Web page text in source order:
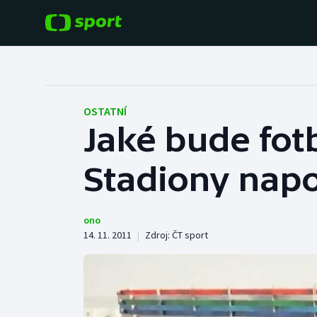
Hokej
Tenis
Cyklistika
Baseball a softbal
Basketbal
Box
OSTATNÍ
Jaké bude
Stadiony
ono
14. 11. 2011 | Zdroj: ČT sport